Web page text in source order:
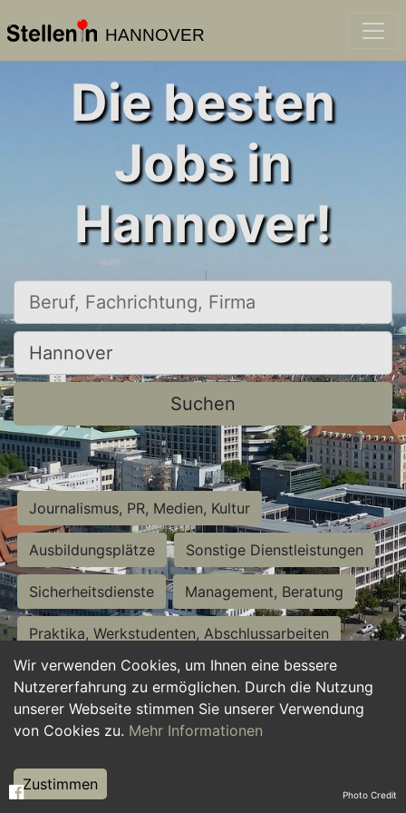
HANNOVER
Wir verwenden Cookies, um Ihnen eine bessere
Nutzererfahrung zu ermöglichen. Durch die Nutzung
unserer Webseite stimmen Sie unserer Verwendung
von Cookies zu. Mehr Informationen
Zustimmen
Die besten
Jobs in
Hannover!
Beruf, Fachrichtung, Firma
Ort, Stadt
Suchen
Journalismus, PR, Medien, Kultur
Ausbildungsplätze Sonstige Dienstleistungen
Sicherheitsdienste Management, Beratung
Praktika, Werkstudenten, Abschlussarbeiten
Personalwesen Assistenz, Sekretariat
Hilfskräfte, Aushilfs- und Nebenjobs
Weiterbildung, Studium, duale Ausbildung Photo Credit